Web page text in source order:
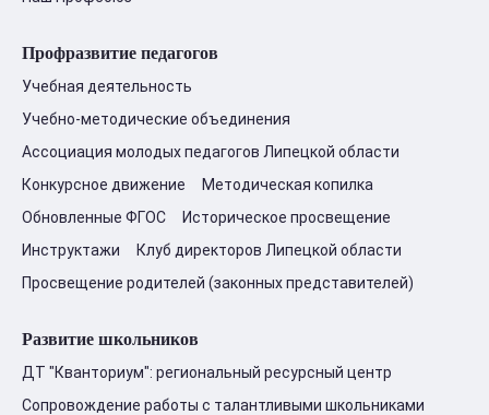
Профразвитие педагогов
Учебная деятельность
Учебно-методические объединения
Ассоциация молодых педагогов Липецкой области
Конкурсное движение
Методическая копилка
Обновленные ФГОС
Историческое просвещение
Инструктажи
Клуб директоров Липецкой области
Просвещение родителей (законных представителей)
Развитие школьников
ДТ "Кванториум": региональный ресурсный центр
Сопровождение работы с талантливыми школьниками